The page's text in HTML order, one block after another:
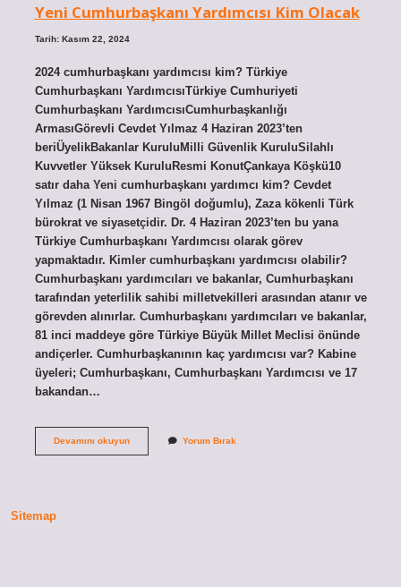
Yeni Cumhurbaşkanı Yardımcısı Kim Olacak
Tarih: Kasım 22, 2024
2024 cumhurbaşkanı yardımcısı kim? Türkiye
Cumhurbaşkanı YardımcısıTürkiye Cumhuriyeti
Cumhurbaşkanı YardımcısıCumhurbaşkanlığı
ArmasıGörevli Cevdet Yılmaz 4 Haziran 2023’ten
beriÜyelikBakanlar KuruluMilli Güvenlik KuruluSilahlı
Kuvvetler Yüksek KuruluResmi KonutÇankaya Köşkü10
satır daha Yeni cumhurbaşkanı yardımcı kim? Cevdet
Yılmaz (1 Nisan 1967 Bingöl doğumlu), Zaza kökenli Türk
bürokrat ve siyasetçidir. Dr. 4 Haziran 2023’ten bu yana
Türkiye Cumhurbaşkanı Yardımcısı olarak görev
yapmaktadır. Kimler cumhurbaşkanı yardımcısı olabilir?
Cumhurbaşkanı yardımcıları ve bakanlar, Cumhurbaşkanı
tarafından yeterlilik sahibi milletvekilleri arasından atanır ve
görevden alınırlar. Cumhurbaşkanı yardımcıları ve bakanlar,
81 inci maddeye göre Türkiye Büyük Millet Meclisi önünde
andiçerler. Cumhurbaşkanının kaç yardımcısı var? Kabine
üyeleri; Cumhurbaşkanı, Cumhurbaşkanı Yardımcısı ve 17
bakandan…
Devamını okuyunYeni
Yorum Bırak
Sitemap